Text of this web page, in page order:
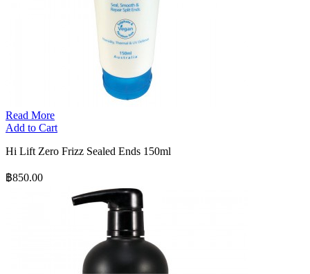
Read More
Add to Cart
Hi Lift Zero Frizz Sealed Ends 150ml
฿850.00